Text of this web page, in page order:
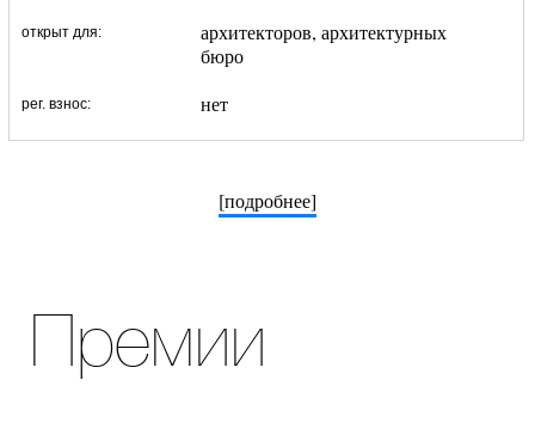
открыт для:
архитекторов, архитектурных
бюро
рег. взнос: нет
[подробнее]
Премии